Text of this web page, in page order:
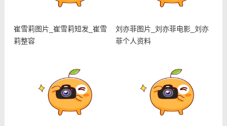
崔雪莉图片_崔雪莉短发_崔雪
莉整容
刘亦菲图片_刘亦菲电影_刘亦
菲个人资料